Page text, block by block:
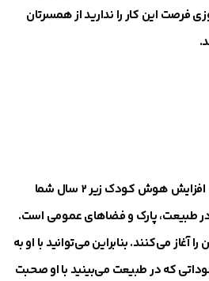
فرصت این کار را ندارید از همسرتان
یکی دیگر از روش‌هایی که به افزایش هوش کودک زیر ۲ سال شما
طبیعت، پارک و فضاهای عمومی است.
راه‌رفتن را آغاز می‌کنند. بنابراین می‌توانید با او به
که در طبیعت می‌بینید با او صحبت